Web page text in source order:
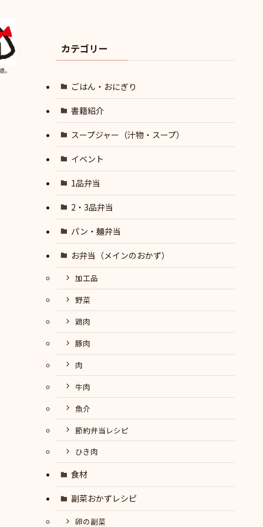
。
カテゴリー
ごはん・おにぎり
書籍紹介
スープジャー（汁物・スープ）
イベント
1品弁当
2・3品弁当
パン・麺弁当
お弁当（メインのおかず）
加工品
野菜
鶏肉
豚肉
肉
牛肉
魚介
節約弁当レシピ
ひき肉
食材
副菜おかずレシピ
卵の副菜